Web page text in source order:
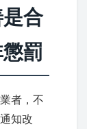
合
罰
者，不
知改